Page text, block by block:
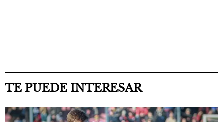
TE PUEDE INTERESAR